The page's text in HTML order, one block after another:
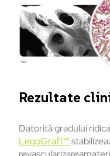
Rezultate
Datorită gradului
LegoGraft™